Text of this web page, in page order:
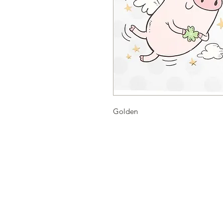
Golden